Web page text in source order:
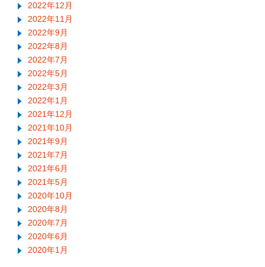
2022年12月
2022年11月
2022年9月
2022年8月
2022年7月
2022年5月
2022年3月
2022年1月
2021年12月
2021年10月
2021年9月
2021年7月
2021年6月
2021年5月
2020年10月
2020年8月
2020年7月
2020年6月
2020年1月